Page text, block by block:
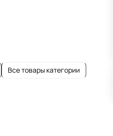
Все товары категории